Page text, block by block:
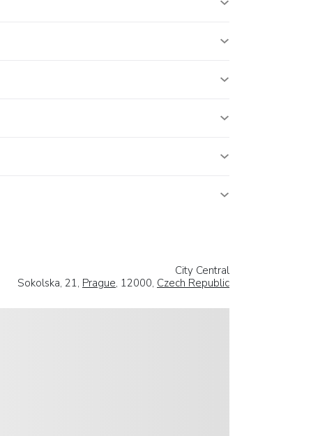
City Central
Sokolska, 21, Prague, 12000, Czech Republic